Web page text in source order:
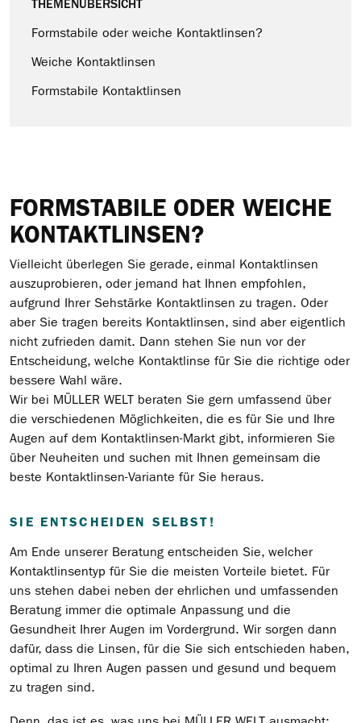
THEMENÜBERSICHT
Formstabile oder weiche Kontaktlinsen?
Weiche Kontaktlinsen
Formstabile Kontaktlinsen
FORMSTABILE ODER WEICHE
KONTAKTLINSEN?
Vielleicht überlegen Sie gerade, einmal Kontaktlinsen
auszuprobieren, oder jemand hat Ihnen empfohlen,
aufgrund Ihrer Sehstärke Kontaktlinsen zu tragen. Oder
aber Sie tragen bereits Kontaktlinsen, sind aber eigentlich
nicht zufrieden damit. Dann stehen Sie nun vor der
Entscheidung, welche Kontaktlinse für Sie die richtige oder
bessere Wahl wäre.
Wir bei MÜLLER WELT beraten Sie gern umfassend über
die verschiedenen Möglichkeiten, die es für Sie und Ihre
Augen auf dem Kontaktlinsen-Markt gibt, informieren Sie
über Neuheiten und suchen mit Ihnen gemeinsam die
beste Kontaktlinsen-Variante für Sie heraus.
SIE ENTSCHEIDEN SELBST!
Am Ende unserer Beratung entscheiden Sie, welcher
Kontaktlinsentyp für Sie die meisten Vorteile bietet. Für
uns stehen dabei neben der ehrlichen und umfassenden
Beratung immer die optimale Anpassung und die
Gesundheit Ihrer Augen im Vordergrund. Wir sorgen dann
dafür, dass die Linsen, für die Sie sich entschieden haben,
optimal zu Ihren Augen passen und gesund und bequem
zu tragen sind.